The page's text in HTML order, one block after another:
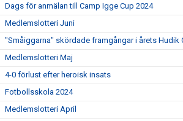
Dags för anmälan till Camp Igge Cup 2024
Medlemslotteri Juni
"Småiggarna" skördade framgångar i årets Hudik
Medlemslotteri Maj
4-0 förlust efter heroisk insats
Fotbollsskola 2024
Medlemslotteri April